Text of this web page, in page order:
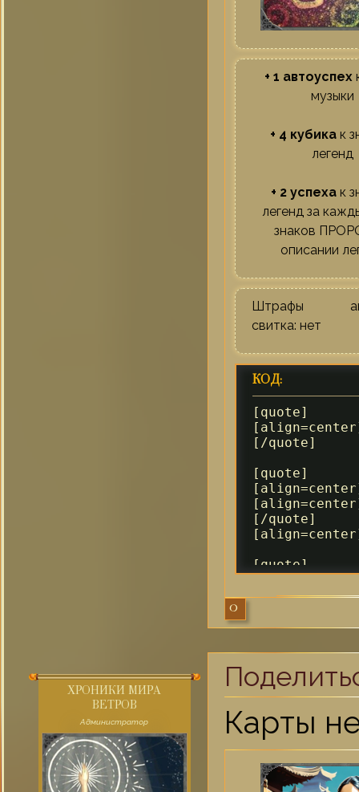
+ 1 автоуспех
музыки
+ 4 кубика к
легенд
+ 2 успеха к
легенд за
знаков
описании
Штрафы
свитка: нет
КОД:
[quote]
[/quote]
[quote]
[/quote]
[quote]
Штрафы
[/quote]
0
ХРОНИКИ МИРА
ВЕТРОВ
Администратор Карты